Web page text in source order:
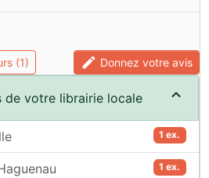
(1) edit Donnez votre avis
de votre librairie locale
1 ex.
1 ex.